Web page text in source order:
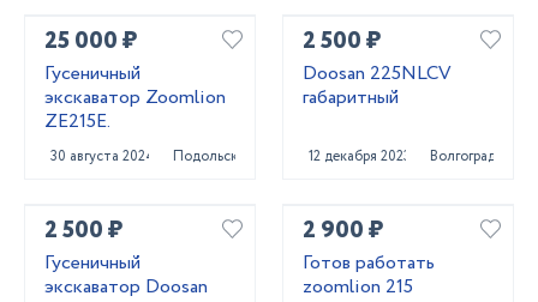
25 000 ₽
Гусеничный
экскаватор Zoomlion
ZE215E.
30 августа 2024 Подольск
2 500 ₽
Doosan 225NLCV
габаритный
12 декабря 2023 Волгоград
2 500 ₽
Гусеничный
экскаватор Doosan
2 900 ₽
Готов работать
zoomlion 215